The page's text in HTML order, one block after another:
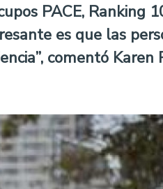
PACE, Ranking
es que las
comentó Karen